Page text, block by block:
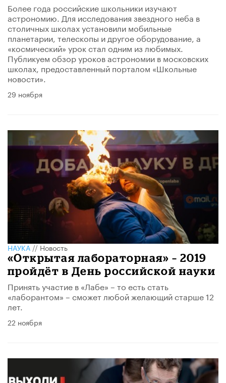
Более года российские школьники изучают
астрономию. Для исследования звездного неба в
столичных школах установили мобильные
планетарии, телескопы и другое оборудование, а
«космический» урок стал одним из любимых.
Публикуем обзор уроков астрономии в московских
школах, предоставленный порталом «Школьные
новости».
29 ноября
НАУКА//Новость
«Открытая лабораторная» – 2019
пройдёт в День российской науки
Принять участие в «Лабе» – то есть стать
«лаборантом» – сможет любой желающий старше 12
лет.
22 ноября